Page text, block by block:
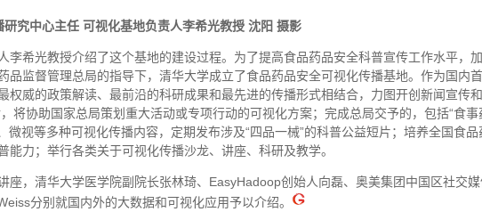
研究中心主任 可视化基地负责人李希光教授 沈阳 摄影
希光教授介绍了这个基地的建设过程。为了提高食品药品安全科普宣传工作水平，
品监督管理总局的指导下，清华大学成立了食品药品安全可视化传播基地。作为国内
权威的政策解读、最前沿的科研成果和最先进的传播形式相结合，力图开创新闻宣传
将协助国家总局策划重大活动或专项行动的可视化方案；完成总局交予的，包括“食事
视等多种可视化传播内容，定期发布涉及“四品一械”的科普公益短片；培养全国食品
力；举行各类关于可视化传播沙龙、讲座、科研及教学。
，清华大学医学院副院长张林琦、EasyHadoop创始人向磊、奥美集团中国区社交媒
分别就国内外的大数据和可视化应用予以介绍。